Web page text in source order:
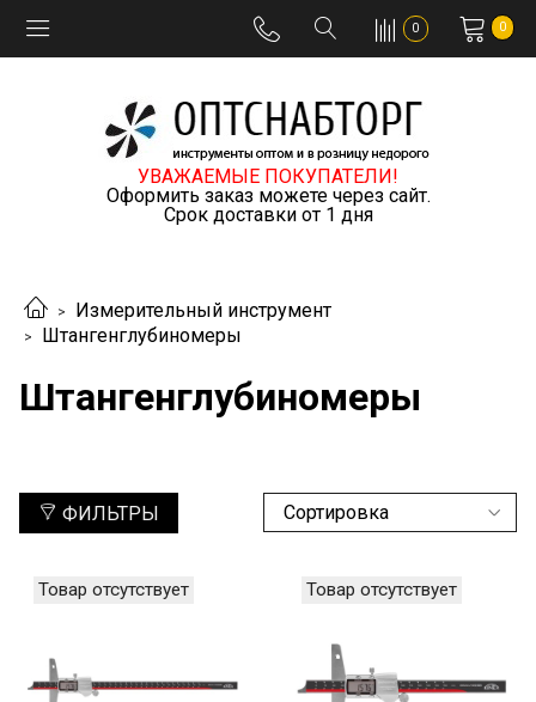
0 0
УВАЖАЕМЫЕ ПОКУПАТЕЛИ!
Оформить заказ можете через сайт.
Срок доставки от 1 дня
Измерительный инструмент
Штангенглубиномеры
Штангенглубиномеры
ФИЛЬТРЫ
Товар отсутствует Товар отсутствует